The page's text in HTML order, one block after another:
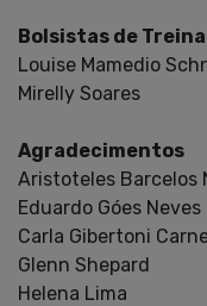
Bolsistas de
Louise Mamedio
Mirelly Soares
Agradecimentos
Aristoteles Barcelos
Eduardo Góes Neves
Carla Gibertoni
Glenn Shepard
Helena Lima